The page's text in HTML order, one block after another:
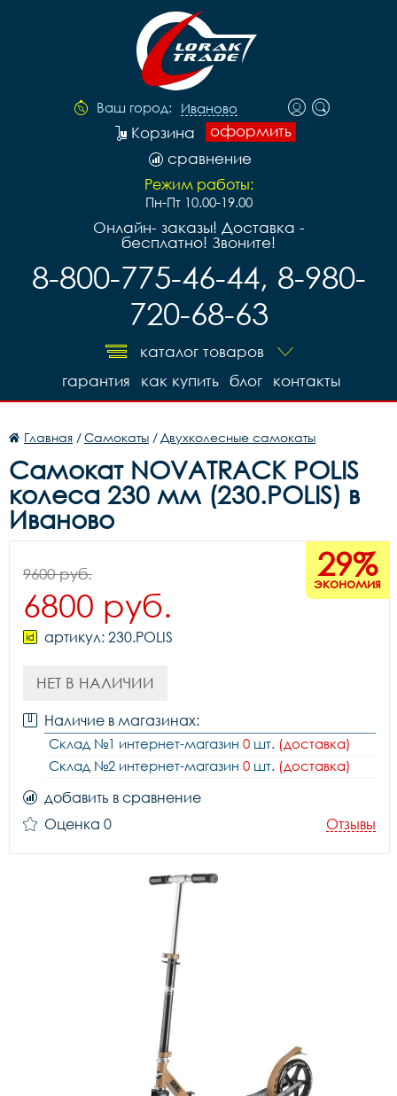
Ваш город: Иваново
оформить
Корзина
сравнение
Режим работы:
Пн-Пт 10.00-19.00
Онлайн- заказы! Доставка -
бесплатно! Звоните!
8-800-775-46-44, 8-980-
720-68-63
каталог товаров
контакты
блог
как купить
гарантия
Главная /Самокаты / Двухколесные самокаты
Самокат NOVATRACK POLIS
колеса 230 мм (230.POLIS) в
Иваново
29%
экономия
9600 руб.
6800 руб.
артикул: 230.POLIS
НЕТ В НАЛИЧИИ
Наличие в магазинах:
Склад №1 интернет-магазин 0 шт. (доставка)
Склад №2 интернет-магазин 0 шт. (доставка)
добавить в сравнение
Оценка 0
Отзывы